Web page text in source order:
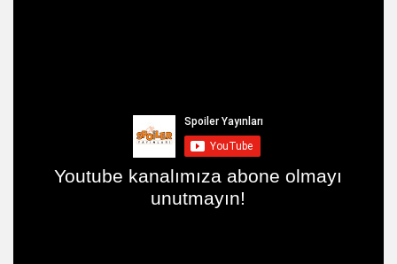
Youtube kanalımıza abone olmayı
unutmayın!